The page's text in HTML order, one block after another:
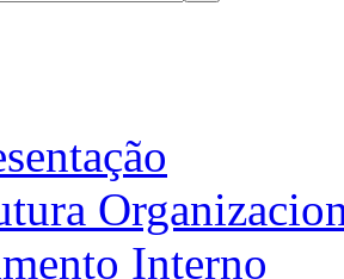
Interno